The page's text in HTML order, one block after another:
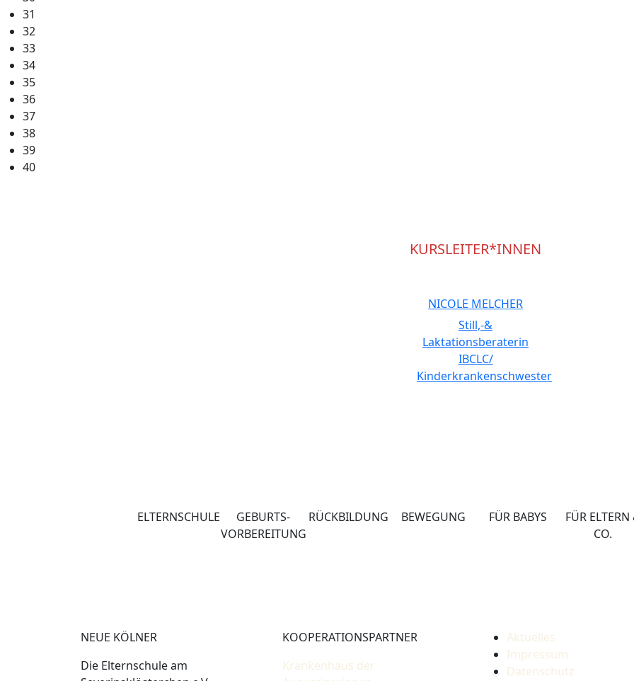
31
32
33
34
35
36
37
38
39
40
KURSLEITER*INNEN
NICOLE MELCHER
Still,-&
Laktationsberaterin
IBCLC/
Kinderkrankenschwester
ELTERNSCHULE
GEBURTS-
VORBEREITUNG
RÜCKBILDUNG BEWEGUNG FÜR BABYS
FÜR ELTERN
CO.
NEUE KÖLNER
Die Elternschule am
KOOPERATIONSPARTNER
Krankenhaus der
Aktuelles
Impressum
Datenschutz